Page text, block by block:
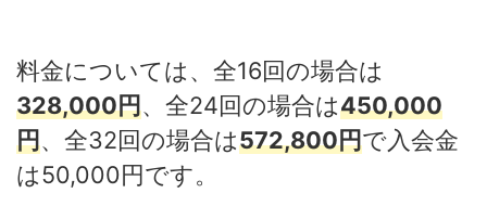
料金については、全16回の場合は
328,000円、全24回の場合は450,000
円、全32回の場合は572,800円で入会金
は50,000円です。